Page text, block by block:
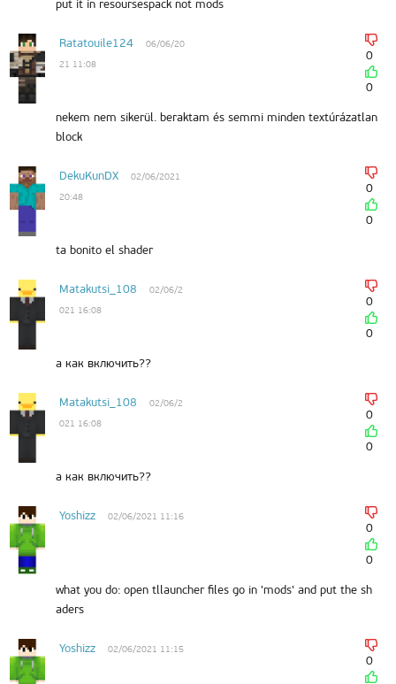
put it in resoursespack not mods
Ratatouile124
06/06/20
21 11:08
0
0
nekem nem sikerül. beraktam és semmi minden textúrázatlan
block
DekuKunDX
02/06/2021
20:48
0
0
ta bonito el shader
Matakutsi_108
02/06/2
021 16:08
0
0
а как включить??
Matakutsi_108
02/06/2
021 16:08
0
0
а как включить??
Yoshizz 02/06/2021 11:16
0
0
what you do: open tllauncher files go in 'mods' and put the sh
aders
Yoshizz 02/06/2021 11:15
0